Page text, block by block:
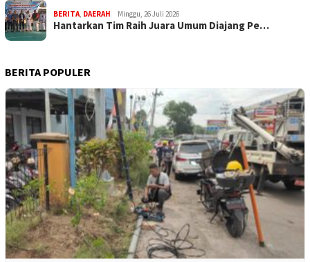
BERITA, DAERAH Minggu, 26 Juli 2026
Hantarkan Tim Raih Juara Umum Diajang Pe…
BERITA POPULER